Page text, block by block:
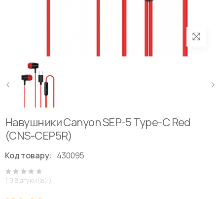
Навушники Canyon SEP-5 Type-C Red
(CNS-CEP5R)
Код товару: 430095
( 0 Відгуки(ів) )